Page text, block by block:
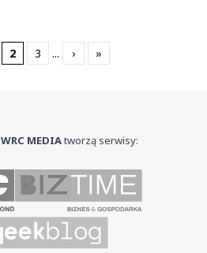
2 3 ... › »
WRC MEDIAtworzą serwisy: